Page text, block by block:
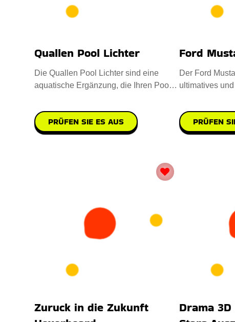
Quallen Pool Lichter
Die Quallen Pool Lichter sind eine
aquatische Ergänzung, die Ihren Pool,
PRÜFEN SIE ES AUS
Ford
Der Ford
ultimatives
PRÜFEN
Zuruck in die Zukunft
Drama